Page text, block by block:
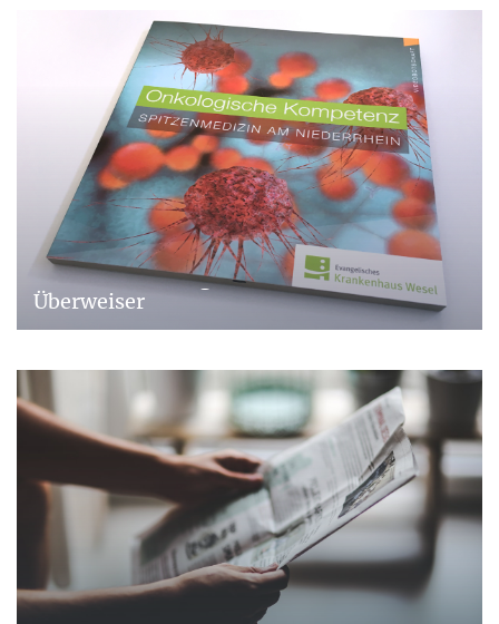
Direkt-Marketing: Video-Booklets für
Überweiser